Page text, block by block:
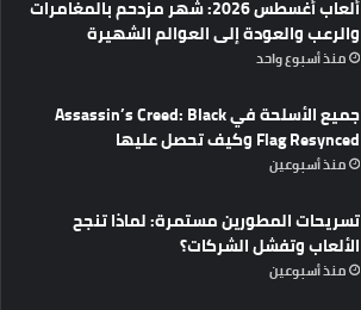
ألعاب أغسطس 2026: شهر مزدحم بالمغامرات
والرعب والعودة إلى العوالم الشهيرة
منذ أسبوع واحد
جميع الأسلحة في Assassin’s Creed: Black
Flag Resynced وكيف تحصل عليها
منذ أسبوعين
تسريحات المطورين مستمرة: لماذا تنجح
الألعاب وتفشل الشركات؟
منذ أسبوعين